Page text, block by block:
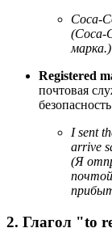
Coca-
(Coca-
марка.)
Registered
почтовая
I sent
arrive
(Я
2. Глагол "to